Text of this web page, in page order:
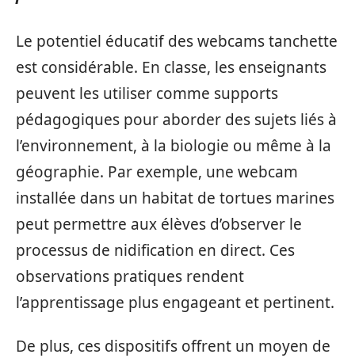
Le potentiel éducatif des webcams tanchette
est considérable. En classe, les enseignants
peuvent les utiliser comme supports
pédagogiques pour aborder des sujets liés à
l’environnement, à la biologie ou même à la
géographie. Par exemple, une webcam
installée dans un habitat de tortues marines
peut permettre aux élèves d’observer le
processus de nidification en direct. Ces
observations pratiques rendent
l’apprentissage plus engageant et pertinent.
De plus, ces dispositifs offrent un moyen de